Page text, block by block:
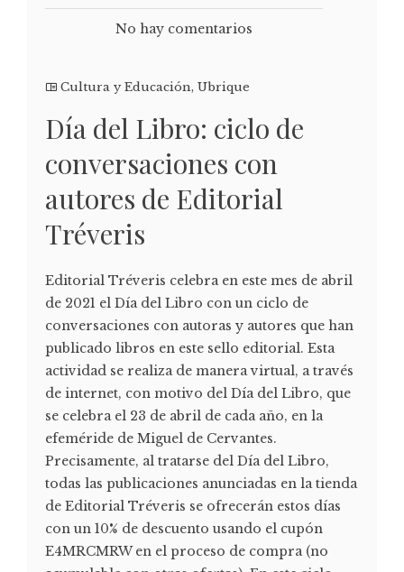
No hay comentarios
Cultura y Educación, Ubrique
Día del Libro: ciclo de
conversaciones con
autores de Editorial
Tréveris
Editorial Tréveris celebra en este mes de abril
de 2021 el Día del Libro con un ciclo de
conversaciones con autoras y autores que han
publicado libros en este sello editorial. Esta
actividad se realiza de manera virtual, a través
de internet, con motivo del Día del Libro, que
se celebra el 23 de abril de cada año, en la
efeméride de Miguel de Cervantes.
Precisamente, al tratarse del Día del Libro,
todas las publicaciones anunciadas en la tienda
de Editorial Tréveris se ofrecerán estos días
con un 10% de descuento usando el cupón
E4MRCMRW en el proceso de compra (no